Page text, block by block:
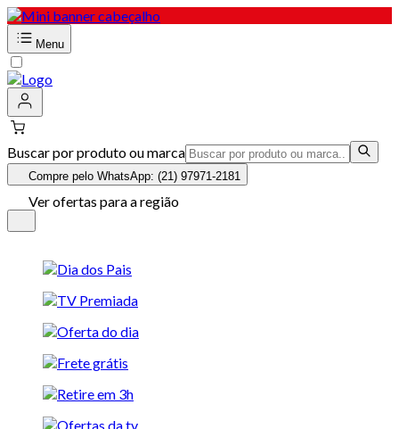
Menu
Buscar por produto ou marca
Compre pelo WhatsApp: (21) 97971-2181
Ver ofertas para a região